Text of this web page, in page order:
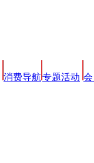
消费导航专题活动